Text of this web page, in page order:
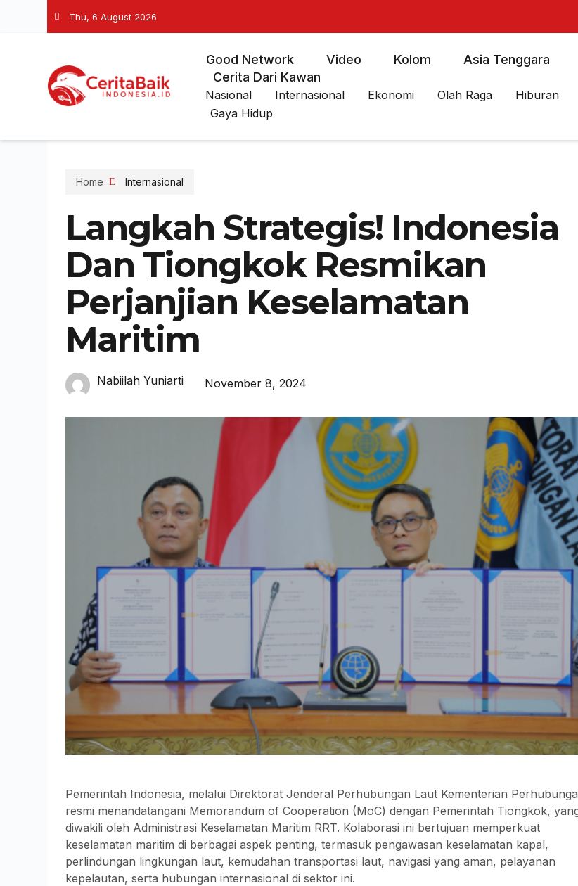
Thu, 6 August 2026
Good Network Video Kolom Asia Tenggara
Cerita Dari Kawan
Nasional Internasional Ekonomi Olah Raga Hiburan
Gaya Hidup
Home Internasional
Langkah Strategis! Indonesia
Dan Tiongkok Resmikan
Perjanjian Keselamatan
Maritim
Nabiilah Yuniarti November 8, 2024
Pemerintah Indonesia, melalui Direktorat Jenderal Perhubungan Laut Kementerian
resmi menandatangani Memorandum of Cooperation (MoC) dengan Pemerintah Tiongkok,
diwakili oleh Administrasi Keselamatan Maritim RRT. Kolaborasi ini bertujuan memperkuat
keselamatan maritim di berbagai aspek penting, termasuk pengawasan keselamatan kapal,
perlindungan lingkungan laut, kemudahan transportasi laut, navigasi yang aman, pelayanan
kepelautan, serta hubungan internasional di sektor ini.